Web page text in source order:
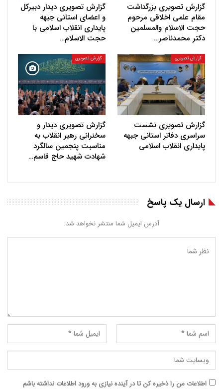
گزارش تصویری بزرگداشت
مقام علمی اخلاقی مرحوم
حجت‌ الاسلام والمسلمین
دکتر محمدناصر…
گزارش تصویری دیدار دبیرکل
و اعضای استانی جبهه
پایداری انقلاب اسلامی با
حجت الاسلام…
گزارش تصویری
گزارش تصویری نشست
سراسری دفاتر استانی جبهه
پایداری انقلاب اسلامی
گزارش تصویری
گزارش تصویری دیدار و
سخنرانی رهبر انقلاب به
مناسبت پنجمین سالگرد
شهادت شهید حاج قاسم…
ارسال یک پاسخ
آدرس ایمیل شما منتشر نخواهد شد.
اطلاعات من را ذخیره کن تا در آینده نیازی به ورود اطلاعات نداشته باشم